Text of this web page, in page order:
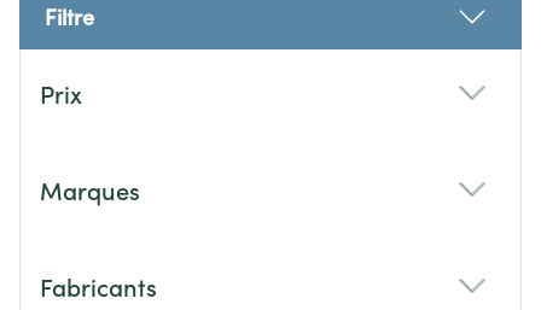
Filtre
Prix
Marques
Fabricants